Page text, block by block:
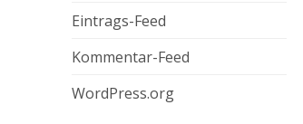
Eintrags-Feed
Kommentar-Feed
WordPress.org